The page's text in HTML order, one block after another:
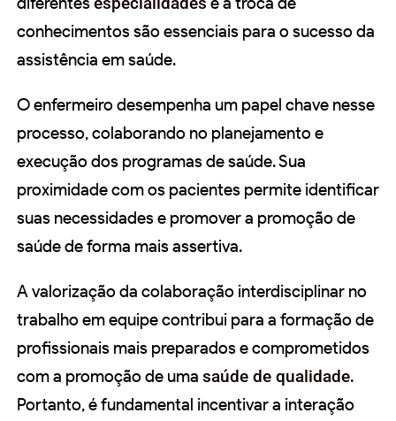
conhecimentos são essenciais para o sucesso da
assistência em saúde.
O enfermeiro desempenha um papel chave nesse
processo, colaborando no planejamento e
execução dos programas de saúde. Sua
proximidade com os pacientes permite identificar
suas necessidades e promover a promoção de
saúde de forma mais assertiva.
A valorização da colaboração interdisciplinar no
trabalho em equipe contribui para a formação de
profissionais mais preparados e comprometidos
com a promoção de uma saúde de qualidade.
Portanto, é fundamental incentivar a interação